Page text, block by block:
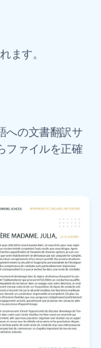
ます。
への文書翻訳サ
ファイルを正確